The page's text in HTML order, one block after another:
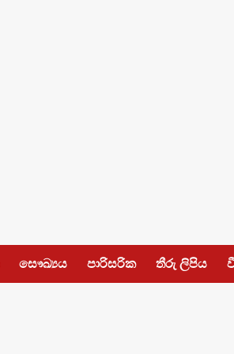
සෞඛ්‍යය පාරිසරික තීරු ලිපිය